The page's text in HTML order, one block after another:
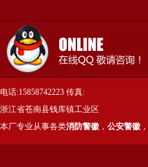
电话:15858742223 传真:
浙江省苍南县钱库镇工业区
本厂专业从事各类消防警徽 ， 公安警徽 ，